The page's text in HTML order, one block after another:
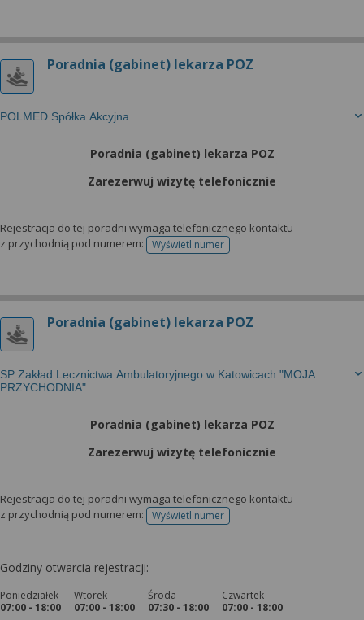
Poradnia (gabinet) lekarza POZ
POLMED Spółka Akcyjna
Poradnia (gabinet) lekarza POZ
Zarezerwuj wizytę telefonicznie
Rejestracja do tej poradni wymaga telefonicznego kontaktu
z przychodnią pod numerem:
Wyświetl numertelefonu do rejestracji
Poradnia (gabinet) lekarza POZ
SP Zakład Lecznictwa Ambulatoryjnego w Katowicach "MOJA
PRZYCHODNIA"
Poradnia (gabinet) lekarza POZ
Zarezerwuj wizytę telefonicznie
Rejestracja do tej poradni wymaga telefonicznego kontaktu
z przychodnią pod numerem:
Wyświetl numertelefonu do rejestracji
Godziny otwarcia rejestracji:
Poniedziałek
07:00 - 18:00
Wtorek
07:00 - 18:00
Środa
07:30 - 18:00
Czwartek
07:00 - 18:00